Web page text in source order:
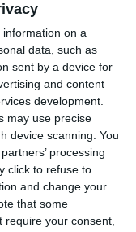
on a
data, such as
sent by a device for
and content
development.
may use precise
device scanning. You
processing
click to refuse to
and change your
that some
require your consent,
alte două acte
de urbanism nr.
libere la parter
(la parter -
pe strada
de urbanism
2s+P+4 etaje,
împrejmuire teren
o investiţie